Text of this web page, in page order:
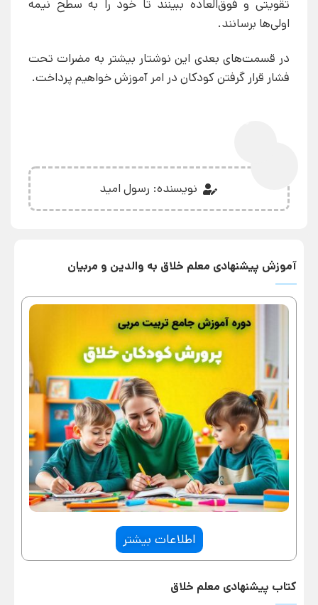
تقویتی و فوق‌العاده ببینند تا خود را به سطح نیمه
اولی‌ها برسانند.
در قسمت‌های بعدی این نوشتار بیشتر به مضرات تحت
فشار قرار گرفتن کودکان در امر آموزش خواهیم پرداخت.
نویسنده: رسول امید
آموزش پیشنهادی معلم خلاق به والدین و مربیان
اطلاعات بیشتر
کتاب پیشنهادی معلم خلاق